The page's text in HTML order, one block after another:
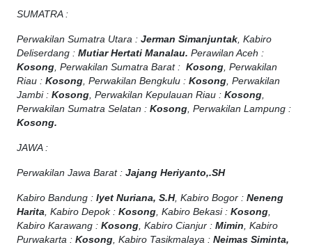
SUMATRA :
Perwakilan Sumatra Utara : Jerman Simanjuntak , Kabiro
Deliserdang : Mutiar Hertati Manalau. Perawilan Aceh :
Kosong , Perwakilan Sumatra Barat : Kosong , Perwakilan
Riau : Kosong , Perwakilan Bengkulu : Kosong , Perwakilan
Jambi : Kosong , Perwakilan Kepulauan Riau : Kosong
Perwakilan Sumatra Selatan : Kosong , Perwakilan Lampung :
Kosong.
JAWA :
Perwakilan Jawa Barat : Jajang Heriyanto,.SH
Kabiro Bandung : Iyet Nuriana, S.H, Kabiro Bogor : Neneng
Harita , Kabiro Depok : Kosong , Kabiro Bekasi : Kosong
Kabiro Karawang : Kosong , Kabiro Cianjur : Mimin , Kabiro
Purwakarta : Kosong , Kabiro Tasikmalaya : Neimas Siminta,